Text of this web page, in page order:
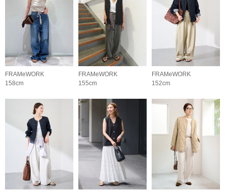
FRAMeWORK
158cm
FRAMeWORK
155cm
FRAMeWORK
152cm